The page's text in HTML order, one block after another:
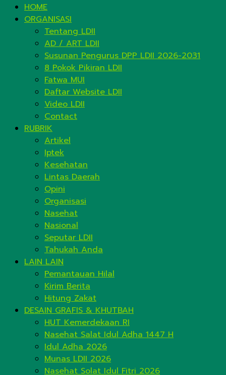
HOME
ORGANISASI
Tentang LDII
AD / ART LDII
Susunan Pengurus DPP LDII 2026-2031
8 Pokok Pikiran LDII
Fatwa MUI
Daftar Website LDII
Video LDII
Contact
RUBRIK
Artikel
Iptek
Kesehatan
Lintas Daerah
Opini
Organisasi
Nasehat
Nasional
Seputar LDII
Tahukah Anda
LAIN LAIN
Pemantauan Hilal
Kirim Berita
Hitung Zakat
DESAIN GRAFIS & KHUTBAH
HUT Kemerdekaan RI
Nasehat Salat Idul Adha 1447 H
Idul Adha 2026
Munas LDII 2026
Nasehat Solat Idul Fitri 2026